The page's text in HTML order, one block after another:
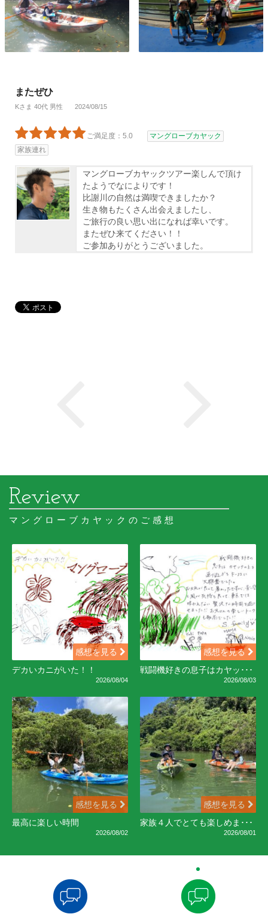
またぜひ
Kさま 40代 男性 2024/08/15
ご満足度：5.0
マングローブカヤック
家族連れ
マングローブカヤックツアー楽しんで頂け
たようでなによりです！
比謝川の自然は満喫できましたか？
生き物もたくさん出会えましたし、
ご旅行の良い思い出になれば幸いです。
またぜひ来てください！！
ご参加ありがとうございました。
マングローブカヤックのご感想
感想を見る
デカいカニがいた！！
2026/08/04
感想を見る
戦闘機好きの息子はカヤッ･･･
2026/08/03
感想を見る
最高に楽しい時間
2026/08/02
感想を見る
家族４人でとても楽しめま･･･
2026/08/01